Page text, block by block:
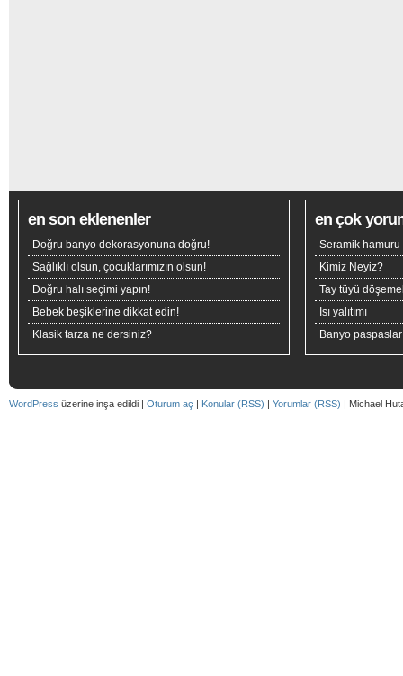
en son eklenenler
Doğru banyo dekorasyonuna doğru!
Sağlıklı olsun, çocuklarımızın olsun!
Doğru halı seçimi yapın!
Bebek beşiklerine dikkat edin!
Klasik tarza ne dersiniz?
en çok
Seramik hamuru
Kimiz Neyiz?
Tay tüyü
Isı yalıtımı
Banyo
WordPress üzerine inşa edildi | Oturum aç | Konular (RSS) | Yorumlar (RSS) | Michael